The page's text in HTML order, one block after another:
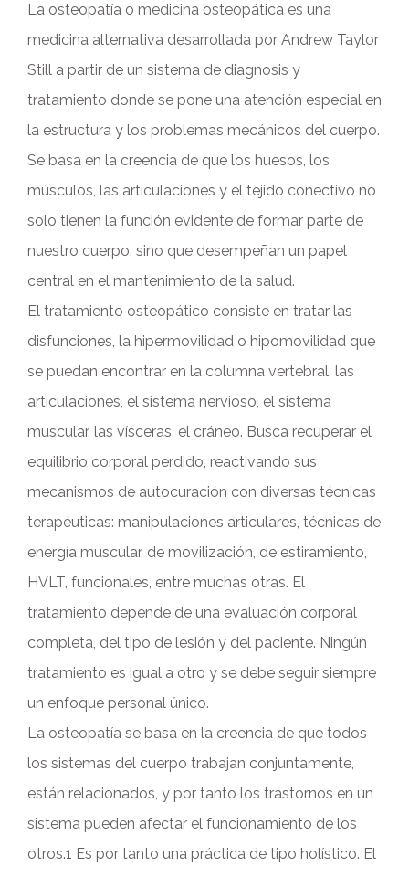
La osteopatía o medicina osteopática es una
medicina alternativa desarrollada por Andrew Taylor
Still a partir de un sistema de diagnosis y
tratamiento donde se pone una atención especial en
la estructura y los problemas mecánicos del cuerpo.
Se basa en la creencia de que los huesos, los
músculos, las articulaciones y el tejido conectivo no
solo tienen la función evidente de formar parte de
nuestro cuerpo, sino que desempeñan un papel
central en el mantenimiento de la salud.
El tratamiento osteopático consiste en tratar las
disfunciones, la hipermovilidad o hipomovilidad que
se puedan encontrar en la columna vertebral, las
articulaciones, el sistema nervioso, el sistema
muscular, las vísceras, el cráneo. Busca recuperar el
equilibrio corporal perdido, reactivando sus
mecanismos de autocuración con diversas técnicas
terapéuticas: manipulaciones articulares, técnicas de
energía muscular, de movilización, de estiramiento,
HVLT, funcionales, entre muchas otras. El
tratamiento depende de una evaluación corporal
completa, del tipo de lesión y del paciente. Ningún
tratamiento es igual a otro y se debe seguir siempre
un enfoque personal único.
La osteopatía se basa en la creencia de que todos
los sistemas del cuerpo trabajan conjuntamente,
están relacionados, y por tanto los trastornos en un
sistema pueden afectar el funcionamiento de los
otros.1 Es por tanto una práctica de tipo holístico. El